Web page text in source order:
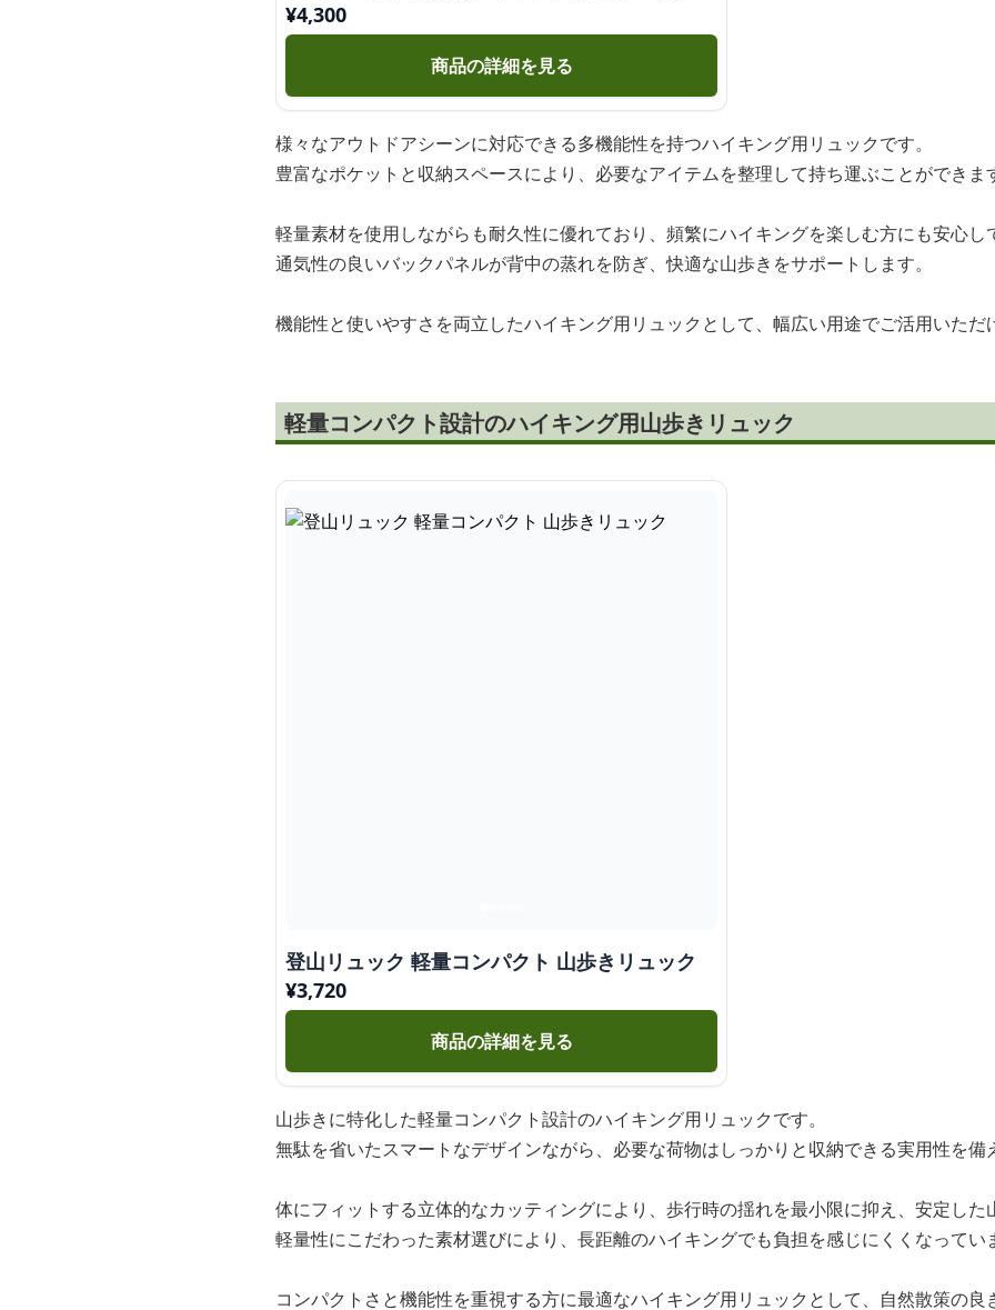
¥4,300
商品の詳細を見る
様々なアウトドアシーンに対応できる多機能性を持つハイキング用リュックです。
豊富なポケットと収納スペースにより、必要なアイテムを整理して持ち運ぶことができま
軽量素材を使用しながらも耐久性に優れており、頻繁にハイキングを楽しむ方にも安心し
通気性の良いバックパネルが背中の蒸れを防ぎ、快適な山歩きをサポートします。
機能性と使いやすさを両立したハイキング用リュックとして、幅広い用途でご活用いただ
軽量コンパクト設計のハイキング用山歩きリュック
登山リュック 軽量コンパクト 山歩きリュック
¥3,720
商品の詳細を見る
山歩きに特化した軽量コンパクト設計のハイキング用リュックです。
無駄を省いたスマートなデザインながら、必要な荷物はしっかりと収納できる実用性を備
体にフィットする立体的なカッティングにより、歩行時の揺れを最小限に抑え、安定した
軽量性にこだわった素材選びにより、長距離のハイキングでも負担を感じにくくなってい
コンパクトさと機能性を重視する方に最適なハイキング用リュックとして、自然散策の